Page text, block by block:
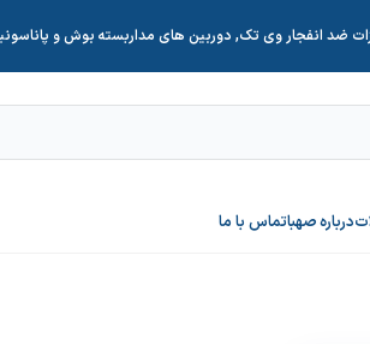
ضد انفجار وی تک, دوربین های مداربسته بوش و
درباره صهباتماس با ما